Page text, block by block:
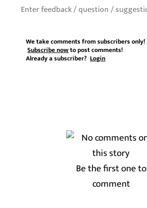
We take comments from subscribers only!
Subscribe nowto post comments!
Already a subscriber?Login
Be the first one to
comment